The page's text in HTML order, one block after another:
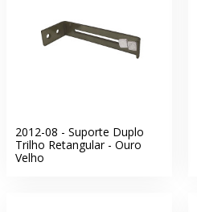
2012-08 - Suporte Duplo
Trilho Retangular - Ouro
Velho